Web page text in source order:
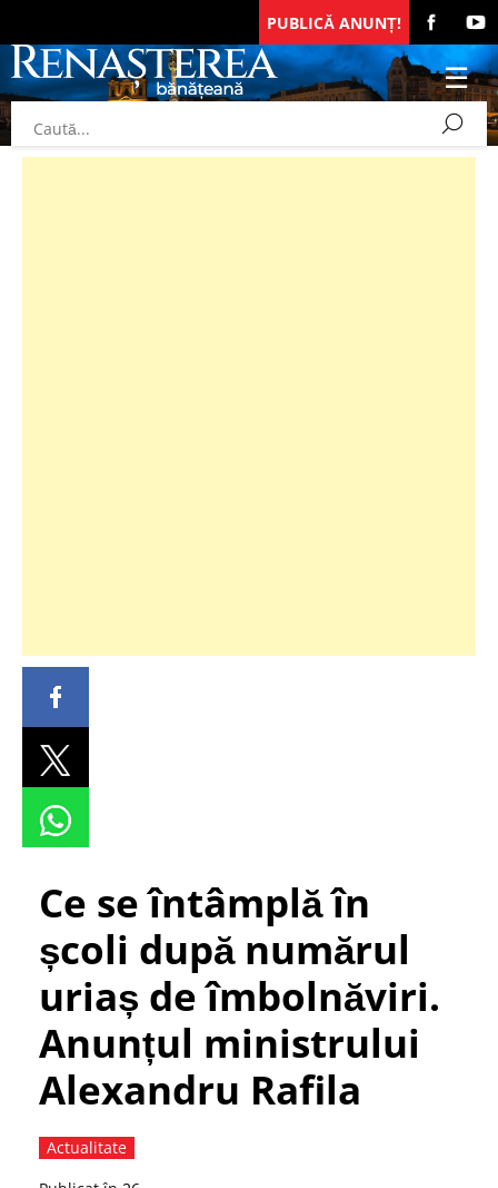
PUBLICĂ ANUNȚ!
Ce se întâmplă în
școli după numărul
uriaș de îmbolnăviri.
Anunțul ministrului
Alexandru Rafila
Actualitate